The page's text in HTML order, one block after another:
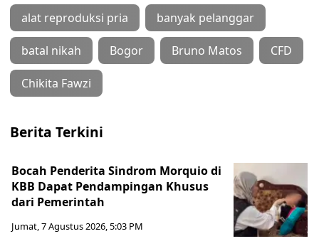
alat reproduksi pria banyak pelanggar
batal nikah Bogor Bruno Matos CFD
Chikita Fawzi
Berita Terkini
Bocah Penderita Sindrom Morquio di
KBB Dapat Pendampingan Khusus
dari Pemerintah
Jumat, 7 Agustus 2026, 5:03 PM